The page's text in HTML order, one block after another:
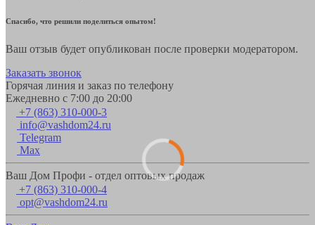
Спасибо, что решили поделиться опытом!
Ваш отзыв будет опубликован после проверки модератором.
Заказать звонок
Горячая линия и заказ по телефону
Ежедневно с 7:00 до 20:00
+7 (863) 310-000-3
info@vashdom24.ru
Telegram
Max
Ваш Дом Профи - отдел оптовых продаж
+7 (863) 310-000-4
opt@vashdom24.ru